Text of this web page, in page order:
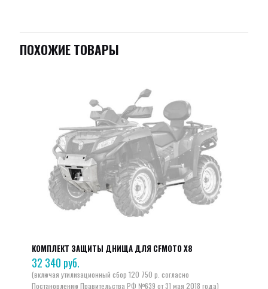
ПОХОЖИЕ ТОВАРЫ
КОМПЛЕКТ ЗАЩИТЫ ДНИЩА ДЛЯ CFMOTO X8
32 340 руб.